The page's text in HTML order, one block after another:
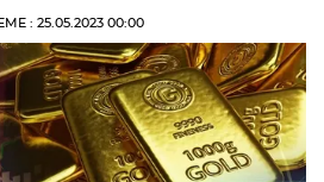
: 25.05.2023 00:00